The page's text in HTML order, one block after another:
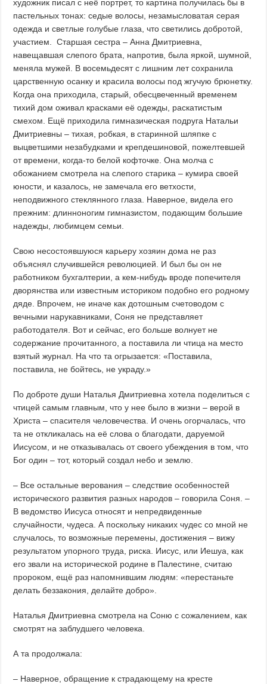
художник писал с неё портрет, то картина получилась бы в
пастельных тонах: седые волосы, незамысловатая серая
одежда и светлые голубые глаза, что светились добротой,
участием. Старшая сестра – Анна Дмитриевна,
навещавшая слепого брата, напротив, была яркой, шумной,
меняла мужей. В восемьдесят с лишним лет сохранила
царственную осанку и красила волосы под жгучую брюнетку.
Когда она приходила, старый, обесцвеченный временем
тихий дом оживал красками её одежды, раскатистым
смехом. Ещё приходила гимназическая подруга Натальи
Дмитриевны – тихая, робкая, в старинной шляпке с
выцветшими незабудками и крепдешиновой, пожелтевшей
от времени, когда-то белой кофточке. Она молча с
обожанием смотрела на слепого старика – кумира своей
юности, и казалось, не замечала его ветхости,
неподвижного стеклянного глаза. Наверное, видела его
прежним: длинноногим гимназистом, подающим большие
надежды, любимцем семьи.
Свою несостоявшуюся карьеру хозяин дома не раз
объяснял случившейся революцией. И был бы он не
работником бухгалтерии, а кем-нибудь вроде попечителя
дворянства или известным историком подобно его родному
дяде. Впрочем, не иначе как дотошным счетоводом с
вечными нарукавниками, Соня не представляет
работодателя. Вот и сейчас, его больше волнует не
содержание прочитанного, а поставила ли чтица на место
взятый журнал. На что та огрызается: «Поставила,
поставила, не бойтесь, не украду.»
По доброте души Наталья Дмитриевна хотела поделиться с
чтицей самым главным, что у нее было в жизни – верой в
Христа – спасителя человечества. И очень огорчалась, что
та не откликалась на её слова о благодати, даруемой
Иисусом, и не отказывалась от своего убеждения в том, что
Бог один – тот, который создал небо и землю.
– Все остальные верования – следствие особенностей
исторического развития разных народов – говорила Соня. –
В ведомство Иисуса относят и непредвиденные
случайности, чудеса. А поскольку никаких чудес со мной не
случалось, то возможные перемены, достижения – вижу
результатом упорного труда, риска. Иисус, или Иешуа, как
его звали на исторической родине в Палестине, считаю
пророком, ещё раз напомнившим людям: «перестаньте
делать беззакония, делайте добро».
Наталья Дмитриевна смотрела на Соню с сожалением, как
смотрят на заблудшего человека.
А та продолжала:
– Наверное, обращение к страдающему на кресте